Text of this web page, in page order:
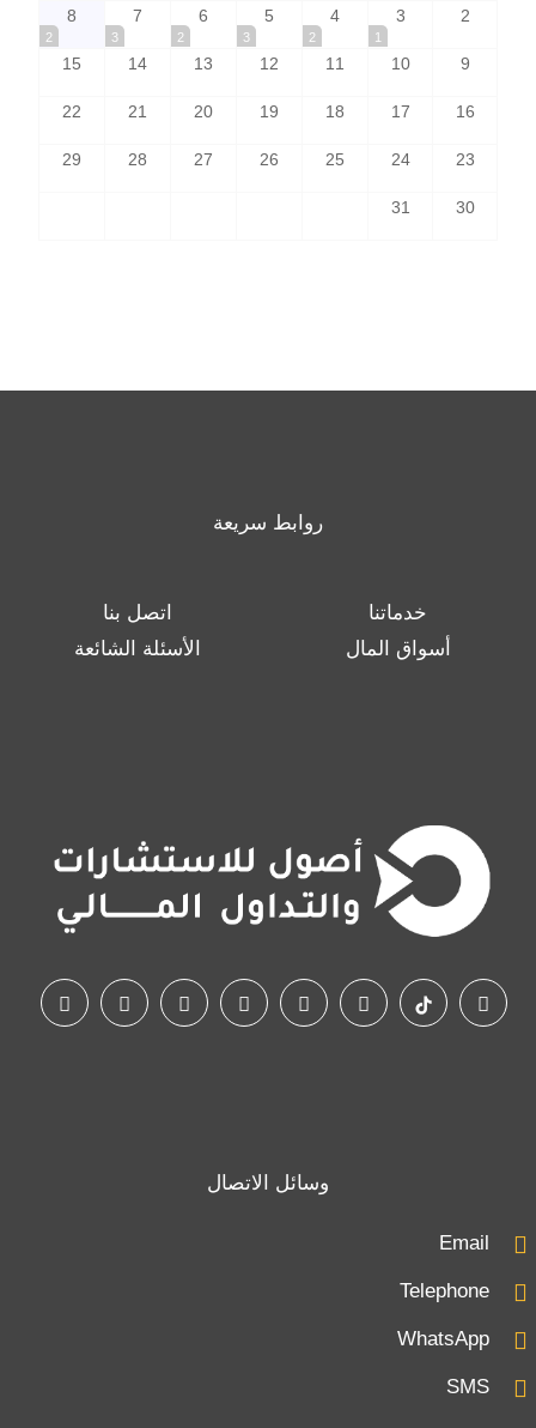
2
3
1
4
2
5
3
6
2
7
3
8
2
9
10
11
12
13
14
15
16
17
18
19
20
21
22
23
24
25
26
27
28
29
30
31
روابط سريعة
خدماتنا
اتصل بنا
أسواق المال
الأسئلة الشائعة
وسائل الاتصال
Email
Telephone
WhatsApp
SMS